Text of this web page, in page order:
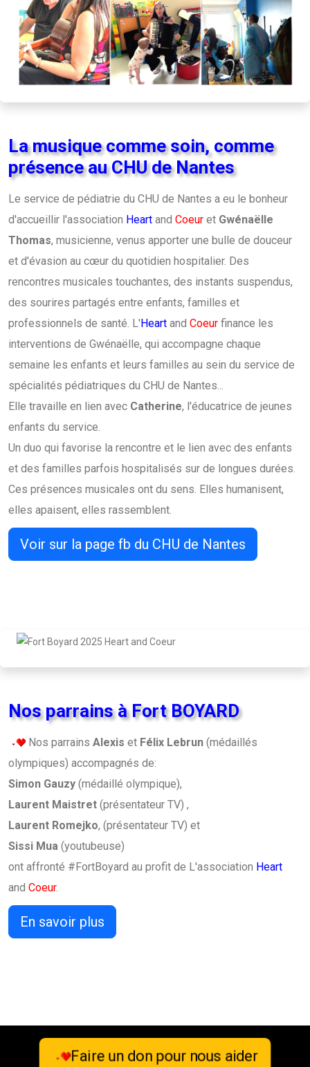
La musique comme soin, comme
présence au CHU de Nantes
Le service de pédiatrie du CHU de Nantes a eu le bonheur
d'accueillir l'association Heart and Coeur et Gwénaëlle
Thomas, musicienne, venus apporter une bulle de douceur
et d'évasion au cœur du quotidien hospitalier. Des
rencontres musicales touchantes, des instants suspendus,
des sourires partagés entre enfants, familles et
professionnels de santé. L'Heart and Coeur finance les
interventions de Gwénaëlle, qui accompagne chaque
semaine les enfants et leurs familles au sein du service de
spécialités pédiatriques du CHU de Nantes...
Elle travaille en lien avec Catherine, l'éducatrice de jeunes
enfants du service.
Un duo qui favorise la rencontre et le lien avec des enfants
et des familles parfois hospitalisés sur de longues durées.
Ces présences musicales ont du sens. Elles humanisent,
elles apaisent, elles rassemblent.
Voir sur la page fb du CHU de Nantes
Nos parrains à Fort BOYARD
Nos parrains Alexis et Félix Lebrun (médaillés
olympiques) accompagnés de:
Simon Gauzy (médaillé olympique),
Laurent Maistret (présentateur TV) ,
Laurent Romejko, (présentateur TV) et
Sissi Mua (youtubeuse)
ont affronté #FortBoyard au profit de L'association Heart
and Coeur.
En savoir plus
Faire un don pour nous aider